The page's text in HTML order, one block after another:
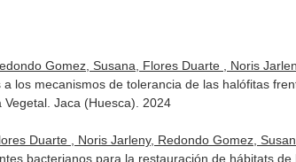
Gomez, Susana, Flores Duarte , Noris
los mecanismos de tolerancia de las halófitas
Jaca (Huesca). 2024
Duarte , Noris Jarleny, Redondo Gomez,
bacterianos para la restauración de hábitats